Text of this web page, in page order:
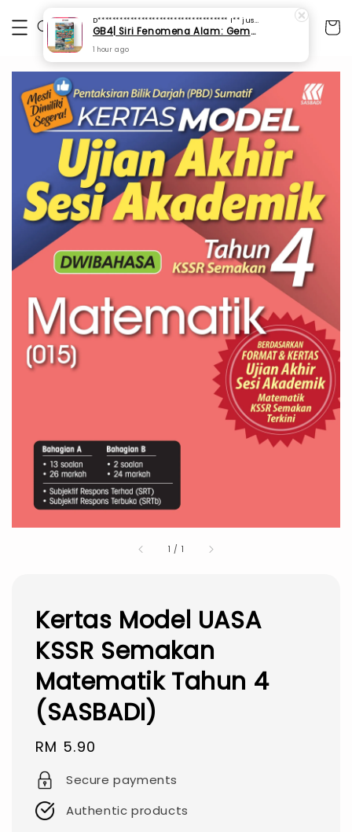
1 / 1
Kertas Model UASA
KSSR Semakan
Matematik Tahun 4
(SASBADI)
Regular
price
RM 5.90
Secure payments
Authentic products
D************************************ I** just purchased
GB4| Siri Fenomena Alam: Gempa Bumi & Tsunami Yang Memusnahkan Kehidupan (SFM 2A)
1 hour ago